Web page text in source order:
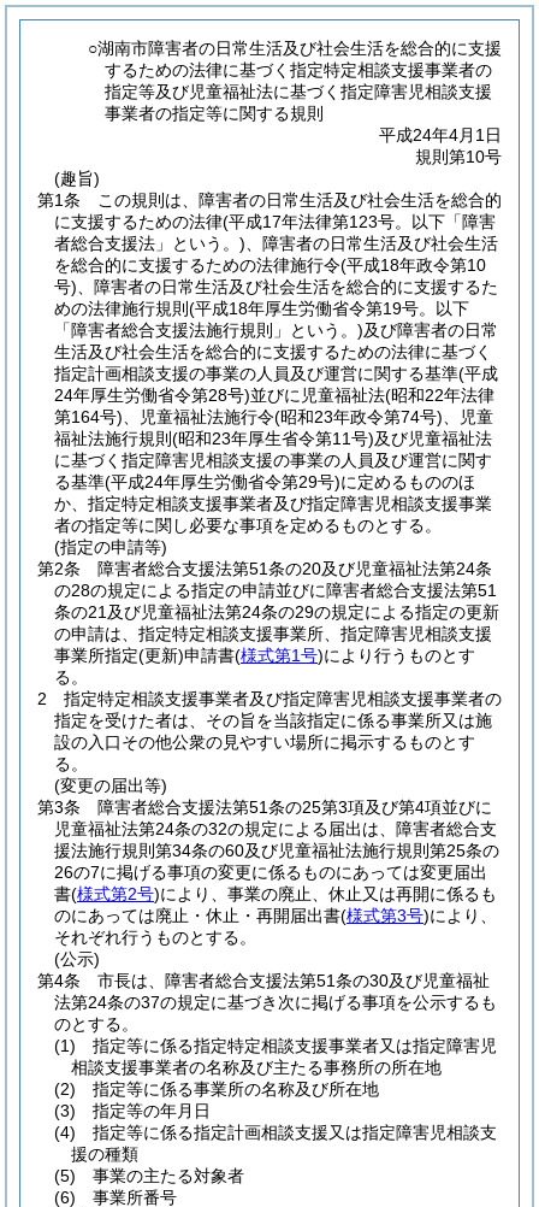
○湖南市障害者の日常生活及び社会生活を総合的に支援
するための法律に基づく指定特定相談支援事業者の
指定等及び児童福祉法に基づく指定障害児相談支援
事業者の指定等に関する規則
平成24年4月1日
規則第10号
(趣旨)
第1条
この規則は、障害者の日常生活及び社会生活を総合的
に支援するための法律(平成17年法律第123号。以下「障害
者総合支援法」という。) 、障害者の日常生活及び社会生活
を総合的に支援するための法律施行令(平成18年政令第10
号) 、障害者の日常生活及び社会生活を総合的に支援するた
めの法律施行規則 (平成18年厚生労働省令第19号。以下
「障害者総合支援法施行規則」という。)及び障害者の日常
生活及び社会生活を総合的に支援するための法律に基づく
指定計画相談支援の事業の人員及び運営に関する基準(平成
24年厚生労働省令第28号)並びに児童福祉法(昭和22年法律
第164号) 、児童福祉法施行令(昭和23年政令第74号) 、児童
福祉法施行規則 (昭和23年厚生省令第11号)及び児童福祉法
に基づく指定障害児相談支援の事業の人員及び運営に関す
る基準(平成24年厚生労働省令第29号)に定めるもののほ
か、指定特定相談支援事業者及び指定障害児相談支援事業
者の指定等に関し必要な事項を定めるものとする。
(指定の申請等)
第2条
障害者総合支援法第51条の20及び児童福祉法第24条
の28の規定による指定の申請並びに障害者総合支援法第51
条の21及び児童福祉法第24条の29の規定による指定の更新
の申請は、指定特定相談支援事業所、指定障害児相談支援
事業所指定(更新)申請書(様式第1号)により行うものとす
る。
2
指定特定相談支援事業者及び指定障害児相談支援事業者の
指定を受けた者は、その旨を当該指定に係る事業所又は施
設の入口その他公衆の見やすい場所に掲示するものとす
る。
(変更の届出等)
第3条
障害者総合支援法第51条の25第3項及び第4項並びに
児童福祉法第24条の32の規定による届出は、障害者総合支
援法施行規則第34条の60及び児童福祉法施行規則第25条の
26の7に掲げる事項の変更に係るものにあっては変更届出
書(様式第2号)により、事業の廃止、休止又は再開に係るも
のにあっては廃止・休止・再開届出書(様式第3号)により、
それぞれ行うものとする。
(公示)
第4条
市長は、障害者総合支援法第51条の30及び児童福祉
法第24条の37の規定に基づき次に掲げる事項を公示するも
のとする。
(1)
指定等に係る指定特定相談支援事業者又は指定障害児
相談支援事業者の名称及び主たる事務所の所在地
(2)
指定等に係る事業所の名称及び所在地
(3)
指定等の年月日
(4)
指定等に係る指定計画相談支援又は指定障害児相談支
援の種類
(5)
事業の主たる対象者
(6)
事業所番号